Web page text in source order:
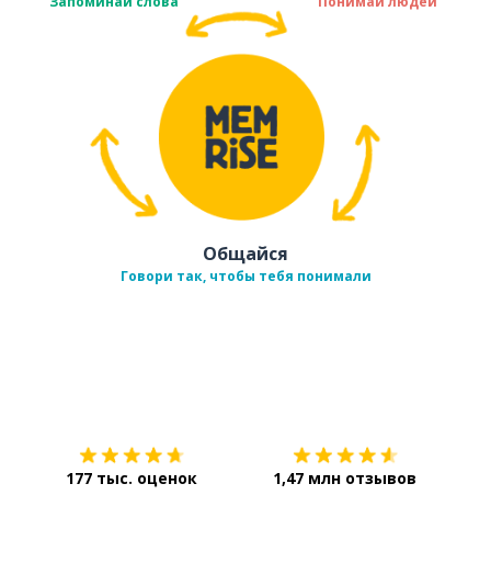
Общайся
Говори так, чтобы тебя понимали
177 тыс. оценок 1,47 млн отзывов